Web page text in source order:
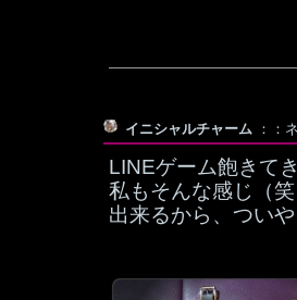
イニシャルチャーム ：：
LINEゲーム飽きて
私もそんな感じ（
出来るから、つい